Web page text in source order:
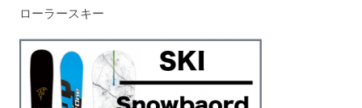
ローラースキー